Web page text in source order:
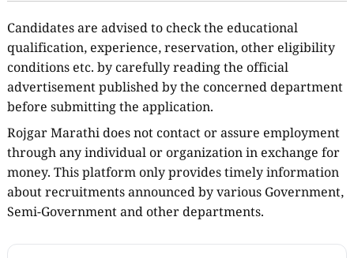
Candidates are advised to check the educational
qualification, experience, reservation, other eligibility
conditions etc. by carefully reading the official
advertisement published by the concerned department
before submitting the application.
Rojgar Marathi does not contact or assure employment
through any individual or organization in exchange for
money. This platform only provides timely information
about recruitments announced by various Government,
Semi-Government and other departments.